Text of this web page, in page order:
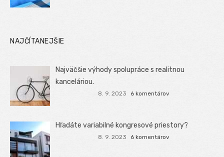
NAJČÍTANEJŠIE
Najväčšie výhody spolupráce s realitnou
kanceláriou.
8. 9. 2023 6 komentárov
Hľadáte variabilné kongresové priestory?
8. 9. 2023 6 komentárov